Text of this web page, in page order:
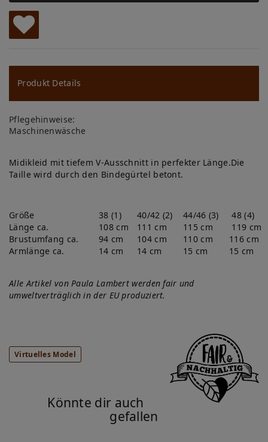
W
u
ns
ch
lis
te
Produkt Details
Pflegehinweise:
Maschinenwäsche
Midikleid mit tiefem V-Ausschnitt in perfekter Länge.Die
Taille wird durch den Bindegürtel betont.
Größe 38 (1) 40/42 (2) 44/46 (3)
48 (4)
Länge ca.
108 cm 111 cm 115 cm
119 cm
Brustumfang ca.
94 cm 104 cm 110 cm
116 cm
Armlänge ca.
14 cm 14 cm 15 cm 15 cm
Alle Artikel von Paula Lambert werden fair und
umweltverträglich in der EU produziert.
Virtuelles Model
Könnte dir auch
gefallen